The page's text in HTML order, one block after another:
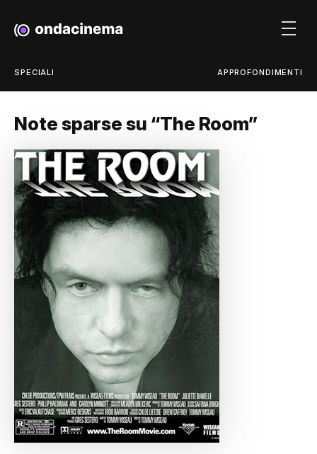
SPECIALI APPROFONDIMENTI
Note sparse su “The Room”